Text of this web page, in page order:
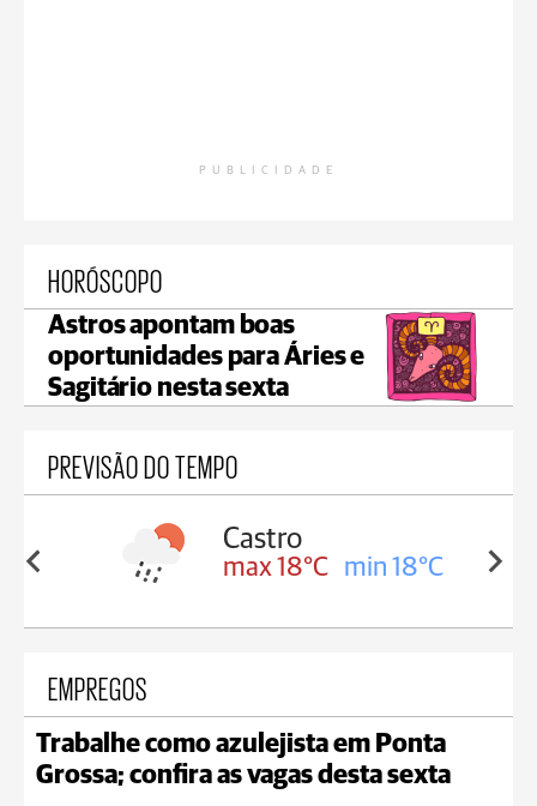
PUBLICIDADE
HORÓSCOPO
Astros apontam boas
oportunidades para Áries e
Sagitário nesta sexta
PREVISÃO DO TEMPO
18°C
Carambeí
max 18°C min 17°C
EMPREGOS
Trabalhe como azulejista em Ponta
Grossa; confira as vagas desta sexta